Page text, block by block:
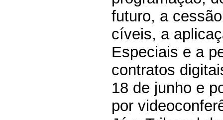
futuro, a
cíveis, a
Especiais e a
contratos
18 de junho e
por